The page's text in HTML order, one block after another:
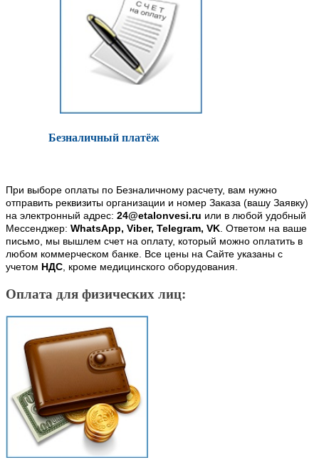
Безналичный платёж
При выборе оплаты по Безналичному расчету, вам нужно
отправить реквизиты организации и номер Заказа (вашу Заявку)
на электронный адрес: 24@etalonvesi.ru или в любой удобный
Мессенджер: WhatsApp, Viber, Telegram, VK. Ответом на ваше
письмо, мы вышлем счет на оплату, который можно оплатить в
любом коммерческом банке. Все цены на Сайте указаны с
учетом НДС, кроме медицинского оборудования.
Оплата для физических лиц: